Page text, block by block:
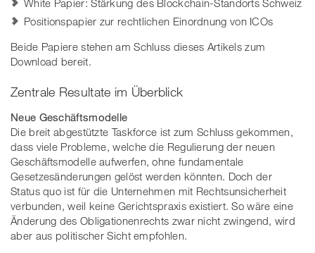
White Papier: Stärkung des Blockchain-Standorts Schweiz
Positionspapier zur rechtlichen Einordnung von ICOs
Beide Papiere stehen am Schluss dieses Artikels zum
Download bereit.
Zentrale Resultate im Überblick
Neue Geschäftsmodelle
Die breit abgestützte Taskforce ist zum Schluss gekommen,
dass viele Probleme, welche die Regulierung der neuen
Geschäftsmodelle aufwerfen, ohne fundamentale
Gesetzesänderungen gelöst werden könnten. Doch der
Status quo ist für die Unternehmen mit Rechtsunsicherheit
verbunden, weil keine Gerichtspraxis existiert. So wäre eine
Änderung des Obligationenrechts zwar nicht zwingend, wird
aber aus politischer Sicht empfohlen.